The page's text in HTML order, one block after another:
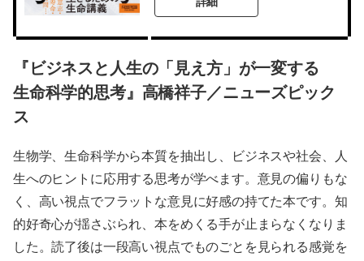
『ビジネスと人生の「見え方」が一変する
生命科学的思考』高橋祥子／ニューズピック
ス
生物学、生命科学から本質を抽出し、ビジネスや社会、人
生へのヒントに応用する思考が学べます。意見の偏りもな
く、高い視点でフラットな意見に好感の持てた本です。知
的好奇心が揺さぶられ、本をめくる手が止まらなくなりま
した。読了後は一段高い視点でものごとを見られる感覚を